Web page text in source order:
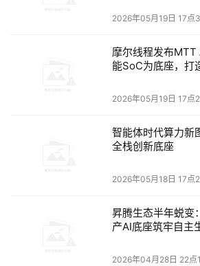
2026年05月19日 17点
摩尔线程发布MTT
能SoC为底座，打
2026年05月19日 17点
智能体时代算力新
全栈创新底座
2026年05月18日 17点
昇腾生态半年蜕变
产AI底座筑牢自主
2026年04月28日 22点